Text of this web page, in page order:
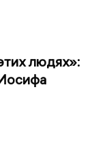
людях»: